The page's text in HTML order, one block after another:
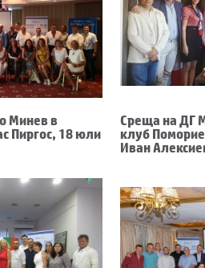
Минев в
Пиргос, 18 юли
Среща на ДГ
клуб Поморие
Иван